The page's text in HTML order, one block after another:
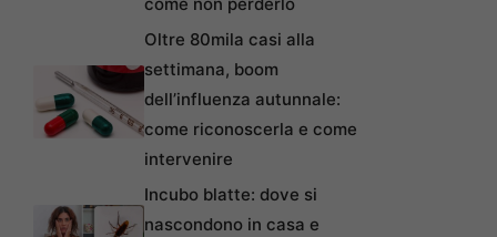
Oltre 80mila casi alla
settimana, boom
dell’influenza autunnale:
come riconoscerla e come
intervenire
Incubo blatte: dove si
nascondono in casa e